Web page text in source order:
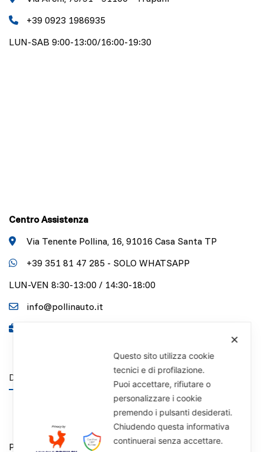
+39 0923 1986935
LUN-SAB 9:00-13:00/16:00-19:30
Centro Assistenza
Via Tenente Pollina, 16, 91016 Casa Santa TP
+39 351 81 47 285 - SOLO WHATSAPP
LUN-VEN 8:30-13:00 / 14:30-18:00
info@pollinauto.it
DISCLAIMER
Privacy Policy
✕
Questo sito utilizza cookie
tecnici e di profilazione.
Puoi accettare, rifiutare o
personalizzare i cookie
premendo i pulsanti desiderati.
Chiudendo questa informativa
continuerai senza accettare.